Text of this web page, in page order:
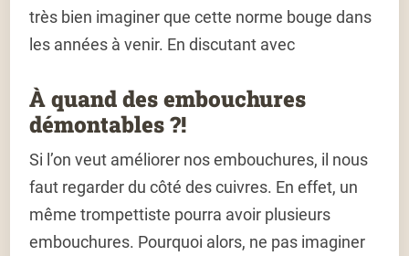
très bien imaginer que cette norme bouge dans
les années à venir. En discutant avec
À quand des embouchures
démontables ?!
Si l’on veut améliorer nos embouchures, il nous
faut regarder du côté des cuivres. En effet, un
même trompettiste pourra avoir plusieurs
embouchures. Pourquoi alors, ne pas imaginer